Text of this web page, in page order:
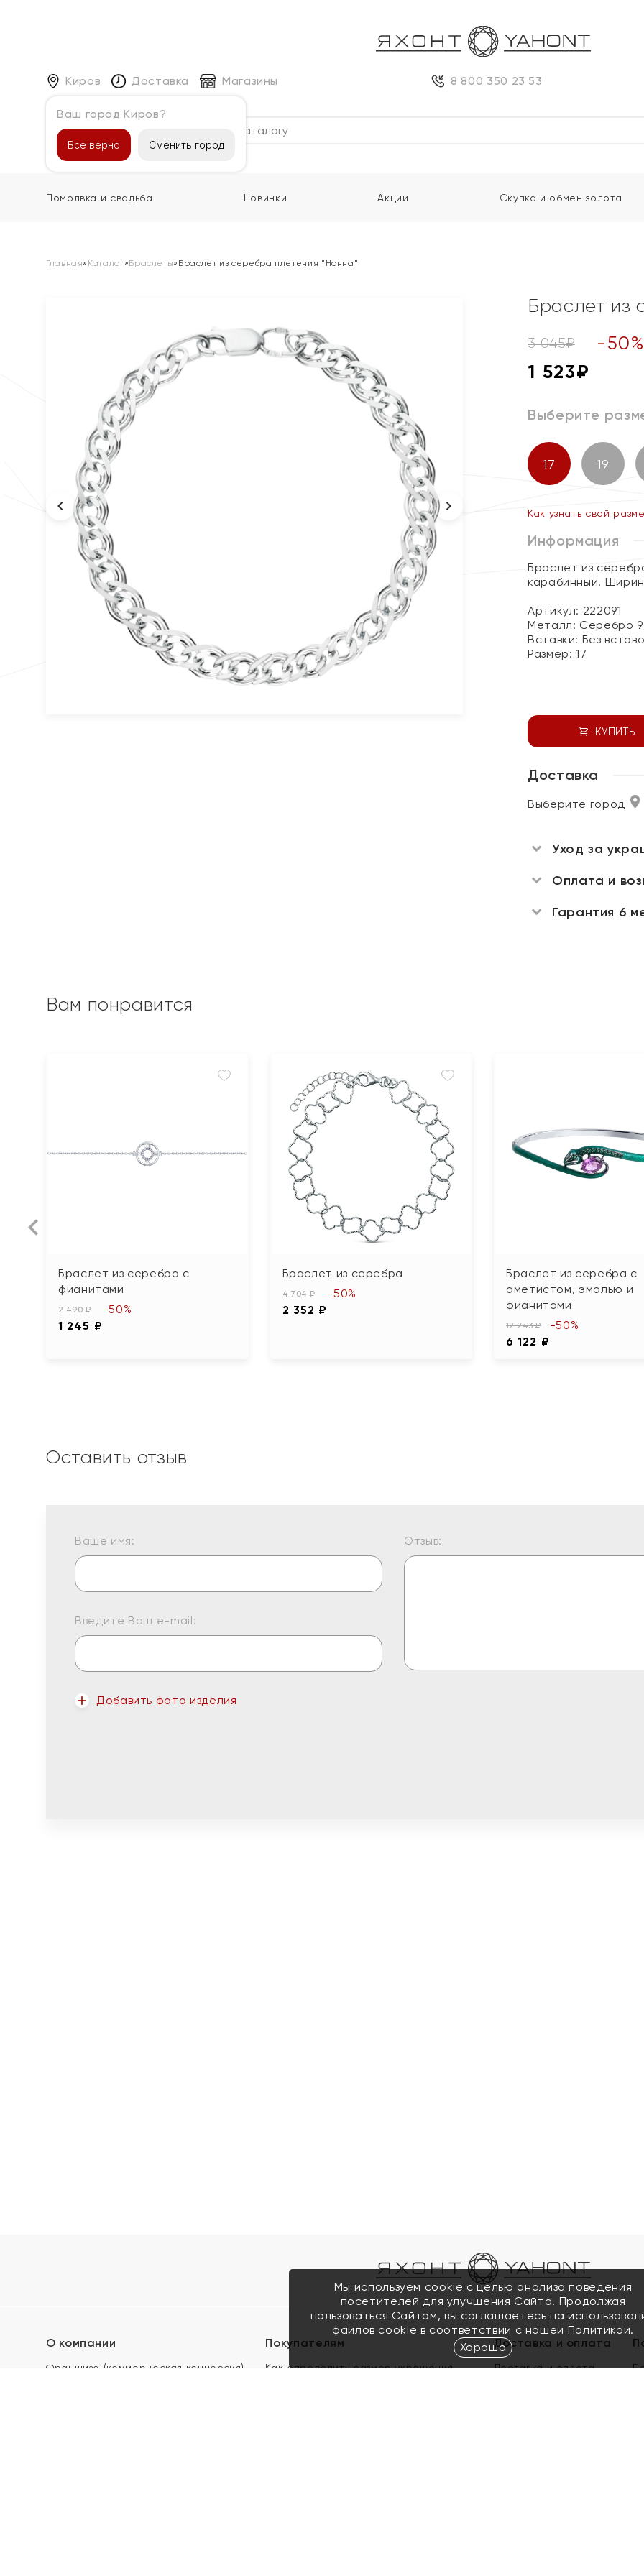
Киров
Ваш город Киров?
Все верно Сменить город
Доставка Магазины 8 800 350 23 53
Каталог
Помолвка и свадьба Новинки Акции Скупка и обмен золота
Главная» Каталог»Браслеты» Браслет из серебра плетения "Нонна"
Браслет из
3 045₽ -50%
1 523₽
Выберите
17 19
Как узнать свой
Информация
Браслет из
карабинный.
Артикул: 222091
Металл: Серебро
Вставки: Без
Размер:17
КУПИТЬ
Доставка
Выберите город
Уход за
Оплата и
Гарантия 6
Вам понравится
Браслет из серебра с
фианитами
2 490 ₽
1 245 ₽
-50%
Браслет из серебра
4 704 ₽
2 352 ₽
-50%
Браслет из серебра с
аметистом, эмалью и
фианитами
12 243 ₽
6 122 ₽
-50%
Оставить отзыв
Ваше имя:
Введите Ваш e-mail:
Добавить фото изделия
Отзыв:
О компании
Франшиза (коммерческая концессия)
Покупателям
Как определить размер украшения
Доставка и оплата
Доставка и оплата
Мы используем cookie с целью анализа поведения
посетителей для улучшения Сайта. Продолжая
пользоваться Сайтом, вы соглашаетесь на
файлов cookie в соответствии с нашей Политикой.
Хорошо